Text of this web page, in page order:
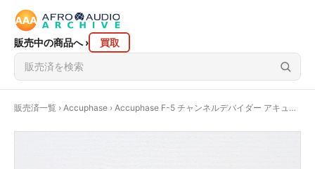
販売中の商品へ› 買取
販売済一覧 › Accuphase › Accuphase F-5 チャンネルデバイダー アキュフェーズ @59107